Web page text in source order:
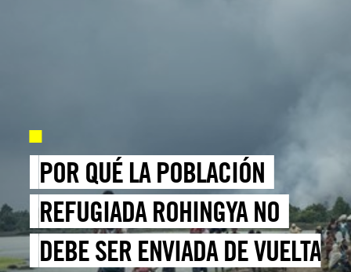
POR QUÉ LA POBLACIÓN
REFUGIADA ROHINGYA NO
DEBE SER ENVIADA DE VUELTA